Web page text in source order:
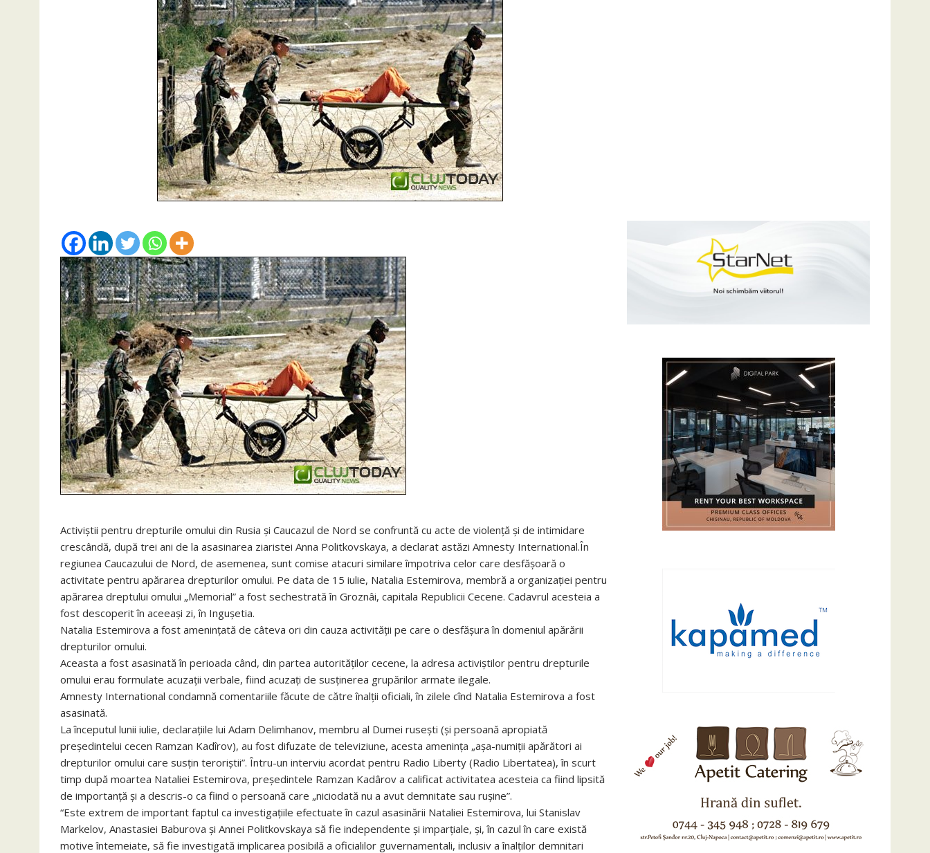
Activiştii pentru drepturile omului din Rusia şi Caucazul de Nord se confruntă cu acte de violenţă şi de intimidare
crescândă, după trei ani de la asasinarea ziaristei Anna Politkovskaya, a declarat astăzi Amnesty International.În
regiunea Caucazului de Nord, de asemenea, sunt comise atacuri similare împotriva celor care desfăşoară o
activitate pentru apărarea drepturilor omului. Pe data de 15 iulie, Natalia Estemirova, membră a organizaţiei pentru
apărarea dreptului omului „Memorial” a fost sechestrată în Groznâi, capitala Republicii Cecene. Cadavrul acesteia a
fost descoperit în aceeaşi zi, în Inguşetia.
Natalia Estemirova a fost ameninţată de câteva ori din cauza activităţii pe care o desfăşura în domeniul apărării
drepturilor omului.
Aceasta a fost asasinată în perioada când, din partea autorităţilor cecene, la adresa activiştilor pentru drepturile
omului erau formulate acuzaţii verbale, fiind acuzaţi de susţinerea grupărilor armate ilegale.
Amnesty International condamnă comentariile făcute de către înalţii oficiali, în zilele cînd Natalia Estemirova a fost
asasinată.
La începutul lunii iulie, declaraţiile lui Adam Delimhanov, membru al Dumei ruseşti (şi persoană apropiată
preşedintelui cecen Ramzan Kadîrov), au fost difuzate de televiziune, acesta ameninţa „aşa-numiţii apărători ai
drepturilor omului care susţin teroriştii”. Întru-un interviu acordat pentru Radio Liberty (Radio Libertatea), în scurt
timp după moartea Nataliei Estemirova, preşedintele Ramzan Kadârov a calificat activitatea acesteia ca fiind lipsită
de importanţă şi a descris-o ca fiind o persoană care „niciodată nu a avut demnitate sau ruşine”.
“Este extrem de important faptul ca investigaţiile efectuate în cazul asasinării Nataliei Estemirova, lui Stanislav
Markelov, Anastasiei Baburova şi Annei Politkovskaya să fie independente şi imparţiale, şi, în cazul în care există
motive întemeiate, să fie investigată implicarea posibilă a oficialilor guvernamentali, inclusiv a înalţilor demnitari